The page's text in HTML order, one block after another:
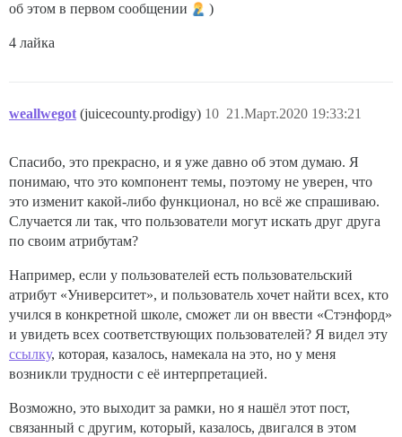
об этом в первом сообщении
)
4 лайка
weallwegot (juicecounty.prodigy) 21.Март.2020 19:33:21
10
Спасибо, это прекрасно, и я уже давно об этом думаю. Я
понимаю, что это компонент темы, поэтому не уверен, что
это изменит какой-либо функционал, но всё же спрашиваю.
Случается ли так, что пользователи могут искать друг друга
по своим атрибутам?
Например, если у пользователей есть пользовательский
атрибут «Университет», и пользователь хочет найти всех, кто
учился в конкретной школе, сможет ли он ввести «Стэнфорд»
и увидеть всех соответствующих пользователей? Я видел эту
ссылку, которая, казалось, намекала на это, но у меня
возникли трудности с её интерпретацией.
Возможно, это выходит за рамки, но я нашёл этот пост,
связанный с другим, который, казалось, двигался в этом